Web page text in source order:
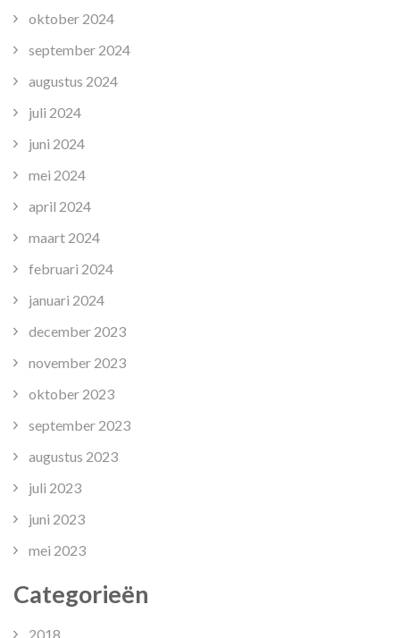
oktober 2024
september 2024
augustus 2024
juli 2024
juni 2024
mei 2024
april 2024
maart 2024
februari 2024
januari 2024
december 2023
november 2023
oktober 2023
september 2023
augustus 2023
juli 2023
juni 2023
mei 2023
Categorieën
2018